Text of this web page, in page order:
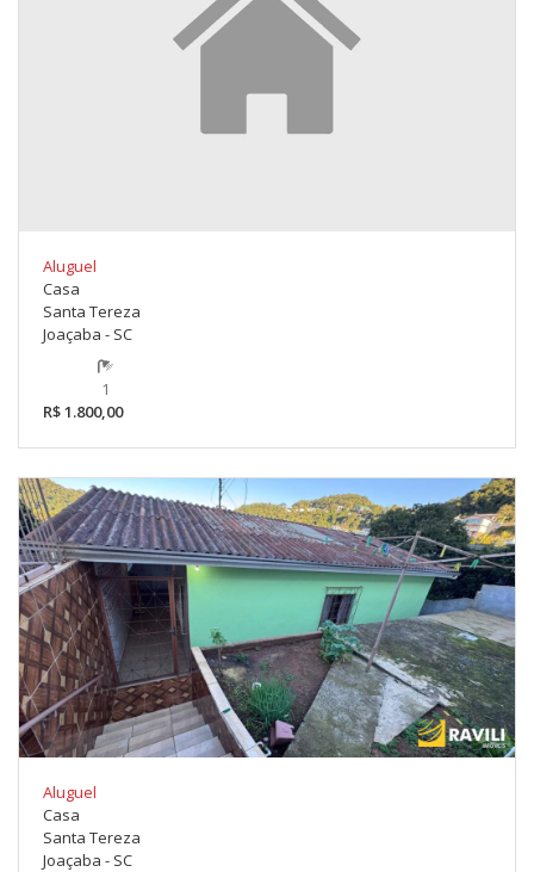
Aluguel
Casa
Santa Tereza
Joaçaba - SC
1
R$ 1.800,00
Aluguel
Casa
Santa Tereza
Joaçaba - SC